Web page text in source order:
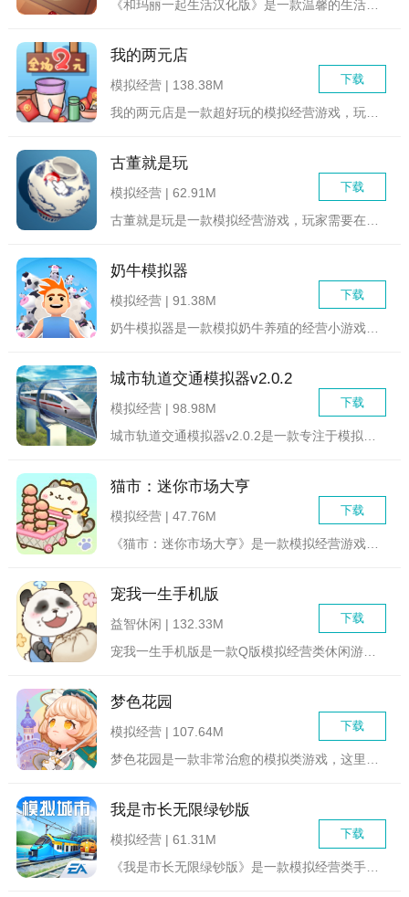
我的两元店
下载
模拟经营 | 138.38M
古董就是玩
下载
模拟经营 | 62.91M
奶牛模拟器
下载
模拟经营 | 91.38M
城市轨道交通模拟器v2.0.2
下载
模拟经营 | 98.98M
猫市：迷你市场大亨
下载
模拟经营 | 47.76M
宠我一生手机版
下载
益智休闲 | 132.33M
梦色花园
下载
模拟经营 | 107.64M
我是市长无限绿钞版
下载
模拟经营 | 61.31M